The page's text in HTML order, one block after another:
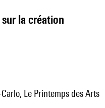
la création
Carlo, Le Printemps des Arts